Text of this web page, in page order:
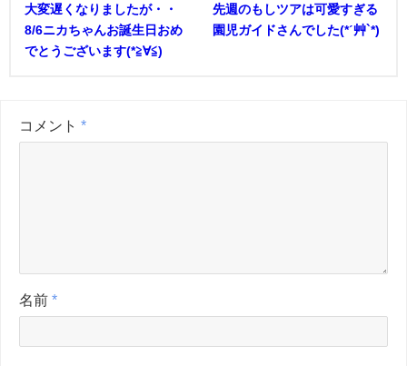
大変遅くなりましたが・・
8/6ニカちゃんお誕生日おめ
でとうございます(*≧∀≦)
先週のもしツアは可愛すぎる
園児ガイドさんでした(*ˊ艸`*)
コメント *
名前 *